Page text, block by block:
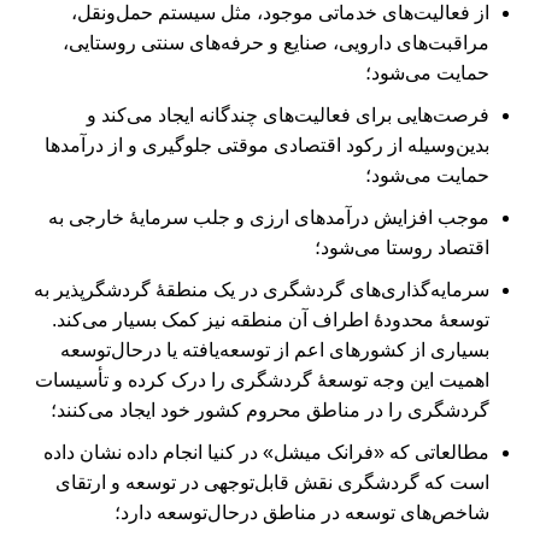
از فعالیت‌‏های خدماتی موجود، مثل سیستم ‌‌‌حمل‌ونقل،
مراقبت‏‌های دارویی، صنایع و حرفه‌‏های سنتی روستایی،
حمایت می‌‏شود؛
فرصت‏‌هایی برای فعالیت‏‌های چندگانه ایجاد می‌کند و
بدین‌وسیله از رکود اقتصادی موقتی جلوگیری و از درآمدها
حمایت می‏‌شود؛
موجب افزایش درآمدهای ارزی و جلب سرمایۀ خارجی به
اقتصاد روستا می‏‌شود؛
سرمایه‌‌‌‌‌‌گذاری‏‌های گردشگری در یک منطقۀ گردشگرپذیر به
توسعۀ محدودۀ اطراف آن منطقه نیز کمک بسیار می‏‌کند.
بسیاری از کشورهای اعم از توسعه‌یافته یا درحال‌توسعه
اهمیت این وجه توسعۀ گردشگری را درک کرده و تأسیسات
گردشگری را در مناطق محروم کشور خود ایجاد می‏‌کنند؛
مطالعاتی که «فرانک میشل» در کنیا انجام داده نشان داده
است که گردشگری نقش قابل‌توجهی در توسعه و ارتقای
شاخص‏‌های توسعه در مناطق درحال‌توسعه دارد؛